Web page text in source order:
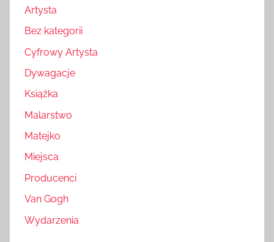
Artysta
Bez kategorii
Cyfrowy Artysta
Dywagacje
Książka
Malarstwo
Matejko
Miejsca
Producenci
Van Gogh
Wydarzenia